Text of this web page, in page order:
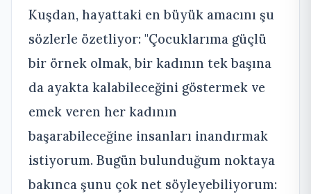
Kuşdan, hayattaki en büyük amacını şu
sözlerle özetliyor: "Çocuklarıma güçlü
bir örnek olmak, bir kadının tek başına
da ayakta kalabileceğini göstermek ve
emek veren her kadının
başarabileceğine insanları inandırmak
istiyorum. Bugün bulunduğum noktaya
bakınca şunu çok net söyleyebiliyorum: